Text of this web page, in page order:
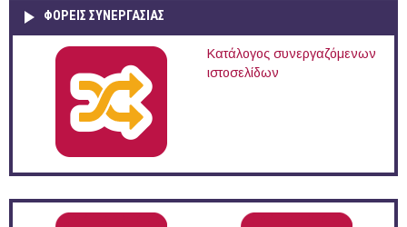
ΦΟΡΕΙΣ ΣΥΝΕΡΓΑΣΙΑΣ
Κατάλογος συνεργαζόμενων
ιστοσελίδων